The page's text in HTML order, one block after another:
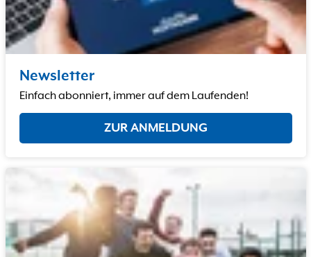
Newsletter
Einfach abonniert, immer auf dem Laufenden!
ZUR ANMELDUNG